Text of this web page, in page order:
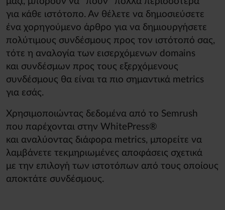
για κάθε ιστότοπο. Αν θέλετε να δημοσιεύσετε
ένα χορηγούμενο άρθρο για να δημιουργήσετε
πολύτιμους συνδέσμους προς τον ιστότοπό σας,
τότε η αναλογία των εισερχόμενων domains
και συνδέσμων προς τους εξερχόμενους
συνδέσμους θα είναι τα πιο σημαντικά metrics
για εσάς.
Χρησιμοποιώντας δεδομένα από το Semrush
που παρέχονται στην WhitePress®
και αναλύοντας διάφορα metrics, μπορείτε να
λαμβάνετε τεκμηριωμένες αποφάσεις σχετικά
με την επιλογή των ιστοτόπων από τους οποίους
αποκτάτε συνδέσμους.